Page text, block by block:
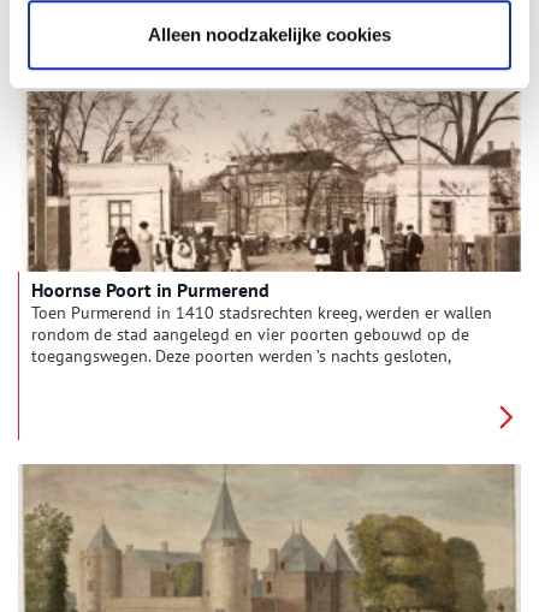
Alleen noodzakelijke cookies
aan de westzijde van de stad en was deel van de
vestingwerken om de stad heen tijdens de middeleeuwen en
Hoornse Poort in Purmerend
Toen Purmerend in 1410 stadsrechten kreeg, werden er wallen
rondom de stad aangelegd en vier poorten gebouwd op de
toegangswegen. Deze poorten werden ’s nachts gesloten,
gekregen) buiten de stad houden.